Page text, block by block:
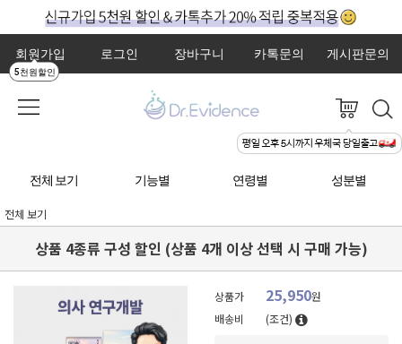
회원가입
5천원할인
로그인 장바구니 카톡문의 게시판문의
전체 보기 기능별 연령별 성분별
전체 보기
상품 4종류 구성 할인 (상품 4개 이상 선택 시 구매 가능)
상품가 25,950원
배송비
(조건)